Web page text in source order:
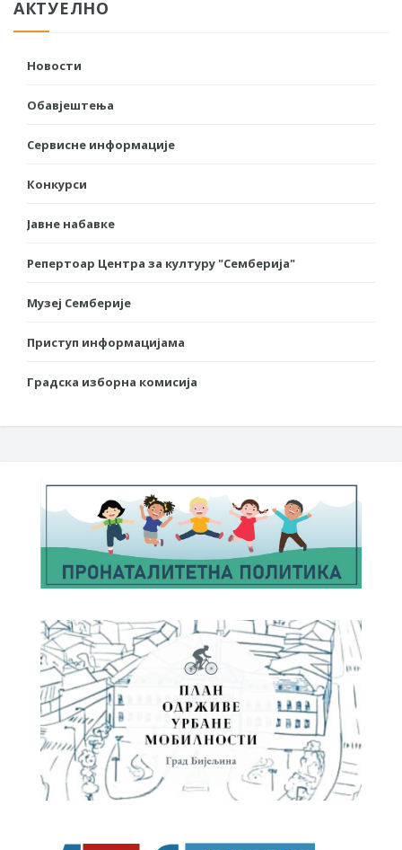
АКТУЕЛНО
Новости
Обавјештења
Сервисне информације
Конкурси
Јавне набавке
Репертоар Центра за културу "Семберија"
Музеј Семберије
Приступ информацијама
Градска изборна комисија